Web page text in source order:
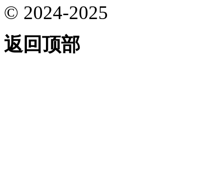
© 2024-2025
返回顶部